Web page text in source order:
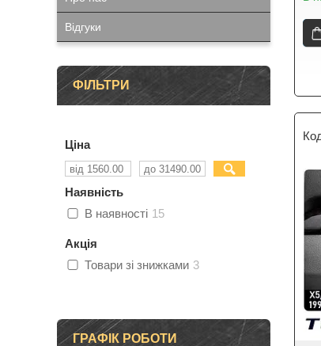
Відгуки
ФІЛЬТРИ
Ціна
Наявність
В наявності 15
Акція
Товари зі знижками 3
ГРАФІК РОБОТИ